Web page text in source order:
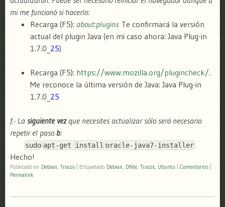
mi me funcionó si hacerlo:
Recarga (F5): about:plugins Te confirmará la versión
actual del plugin Java (en mi caso ahora: Java Plug-in
1.7.0_ 25)
Recarga (F5): https://www.mozilla.org/plugincheck/.
Me reconoce la última versión de Java: Java Plug-in
1.7.0_ 25
f.- La siguiente vezque necesites actualizar sólo será necesario
repetir el paso b:
sudo apt-get install oracle-java7-installer
Hecho!
Publicado en Debian, Trucos Etiquetado Debian, DNIe, Trucos, Ubuntu Comentarios
Permalink